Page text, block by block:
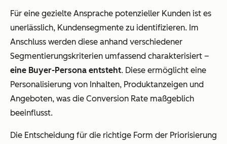
Für eine gezielte Ansprache potenzieller Kunden ist es
unerlässlich, Kundensegmente zu identifizieren. Im
Anschluss werden diese anhand verschiedener
Segmentierungskriterien umfassend charakterisiert –
eine Buyer-Persona entsteht. Diese ermöglicht eine
Personalisierung von Inhalten, Produktanzeigen und
Angeboten, was die Conversion Rate maßgeblich
beeinflusst.
Die Entscheidung für die richtige Form der Priorisierung